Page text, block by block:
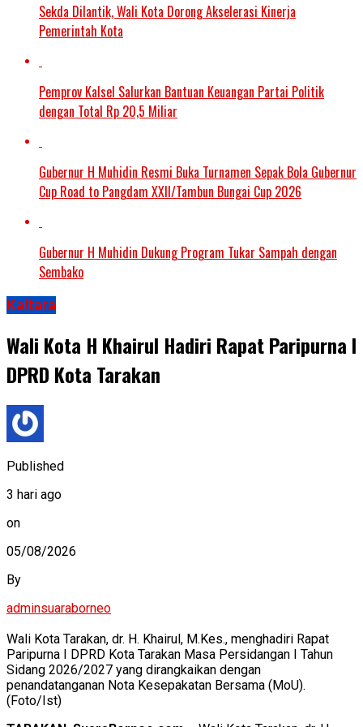
Sekda Dilantik, Wali Kota Dorong Akselerasi Kinerja
Pemerintah Kota
Pemprov Kalsel Salurkan Bantuan Keuangan Partai Politik
dengan Total Rp 20,5 Miliar
Gubernur H Muhidin Resmi Buka Turnamen Sepak Bola Gubernur
Cup Road to Pangdam XXII/Tambun Bungai Cup 2026
Gubernur H Muhidin Dukung Program Tukar Sampah dengan
Sembako
Kaltara
Wali Kota H Khairul Hadiri Rapat Paripurna I
DPRD Kota Tarakan
Published
3 hari ago
on
05/08/2026
By
adminsuaraborneo
Wali Kota Tarakan, dr. H. Khairul, M.Kes., menghadiri Rapat
Paripurna I DPRD Kota Tarakan Masa Persidangan I Tahun
Sidang 2026/2027 yang dirangkaikan dengan
penandatanganan Nota Kesepakatan Bersama (MoU).
(Foto/Ist)